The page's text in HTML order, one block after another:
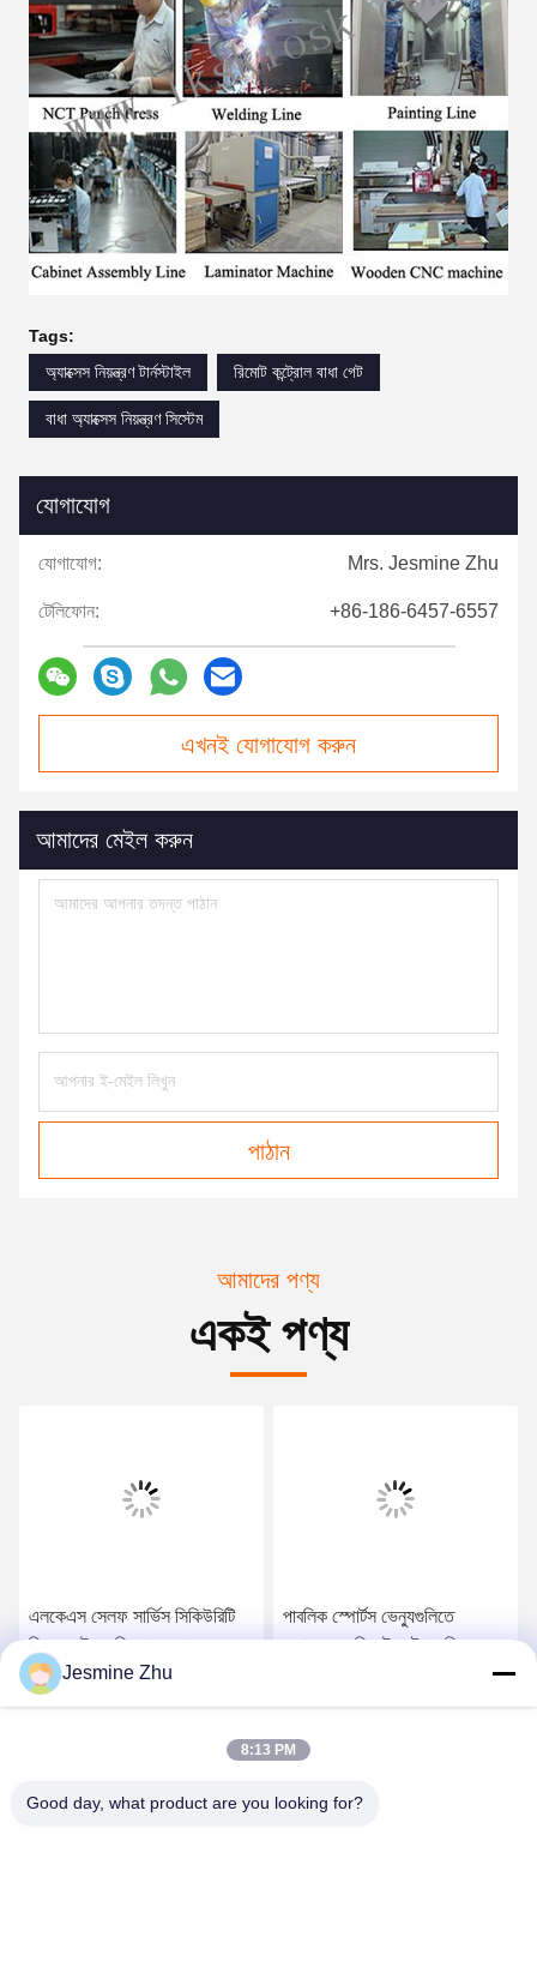
Tags:
অ্যাক্সেস নিয়ন্ত্রণ টার্নস্টাইল
রিমোট কন্ট্রোল বাধা গেট
বাধা অ্যাক্সেস নিয়ন্ত্রণ সিস্টেম
যোগাযোগ
যোগাযোগ: Mrs. Jesmine Zhu
টেলিফোন: +86-186-6457-6557
এখনই যোগাযোগ করুন
আমাদের মেইল ​​করুন
পাঠান
আমাদের পণ্য
একই পণ্য
এলকেএস সেলফ সার্ভিস সিকিউরিটি
স্পিড গেটস, বুদ্ধিমান অ্যাক্সেস
কন্ট্রোল সিস্টেমগুলি, সিনিক স্পটের
প্রবেশ পথেসেরা মূল্য পান
পাবলিক স্পোর্টস ভেন্যুগুলিতে
অ্যান্ড্রয়েড রিমোট কন্ট্রোল স্পিড গেট
সেরা মূল্য পান
Jesmine Zhu
8:13 PM
Good day, what product are you looking for?